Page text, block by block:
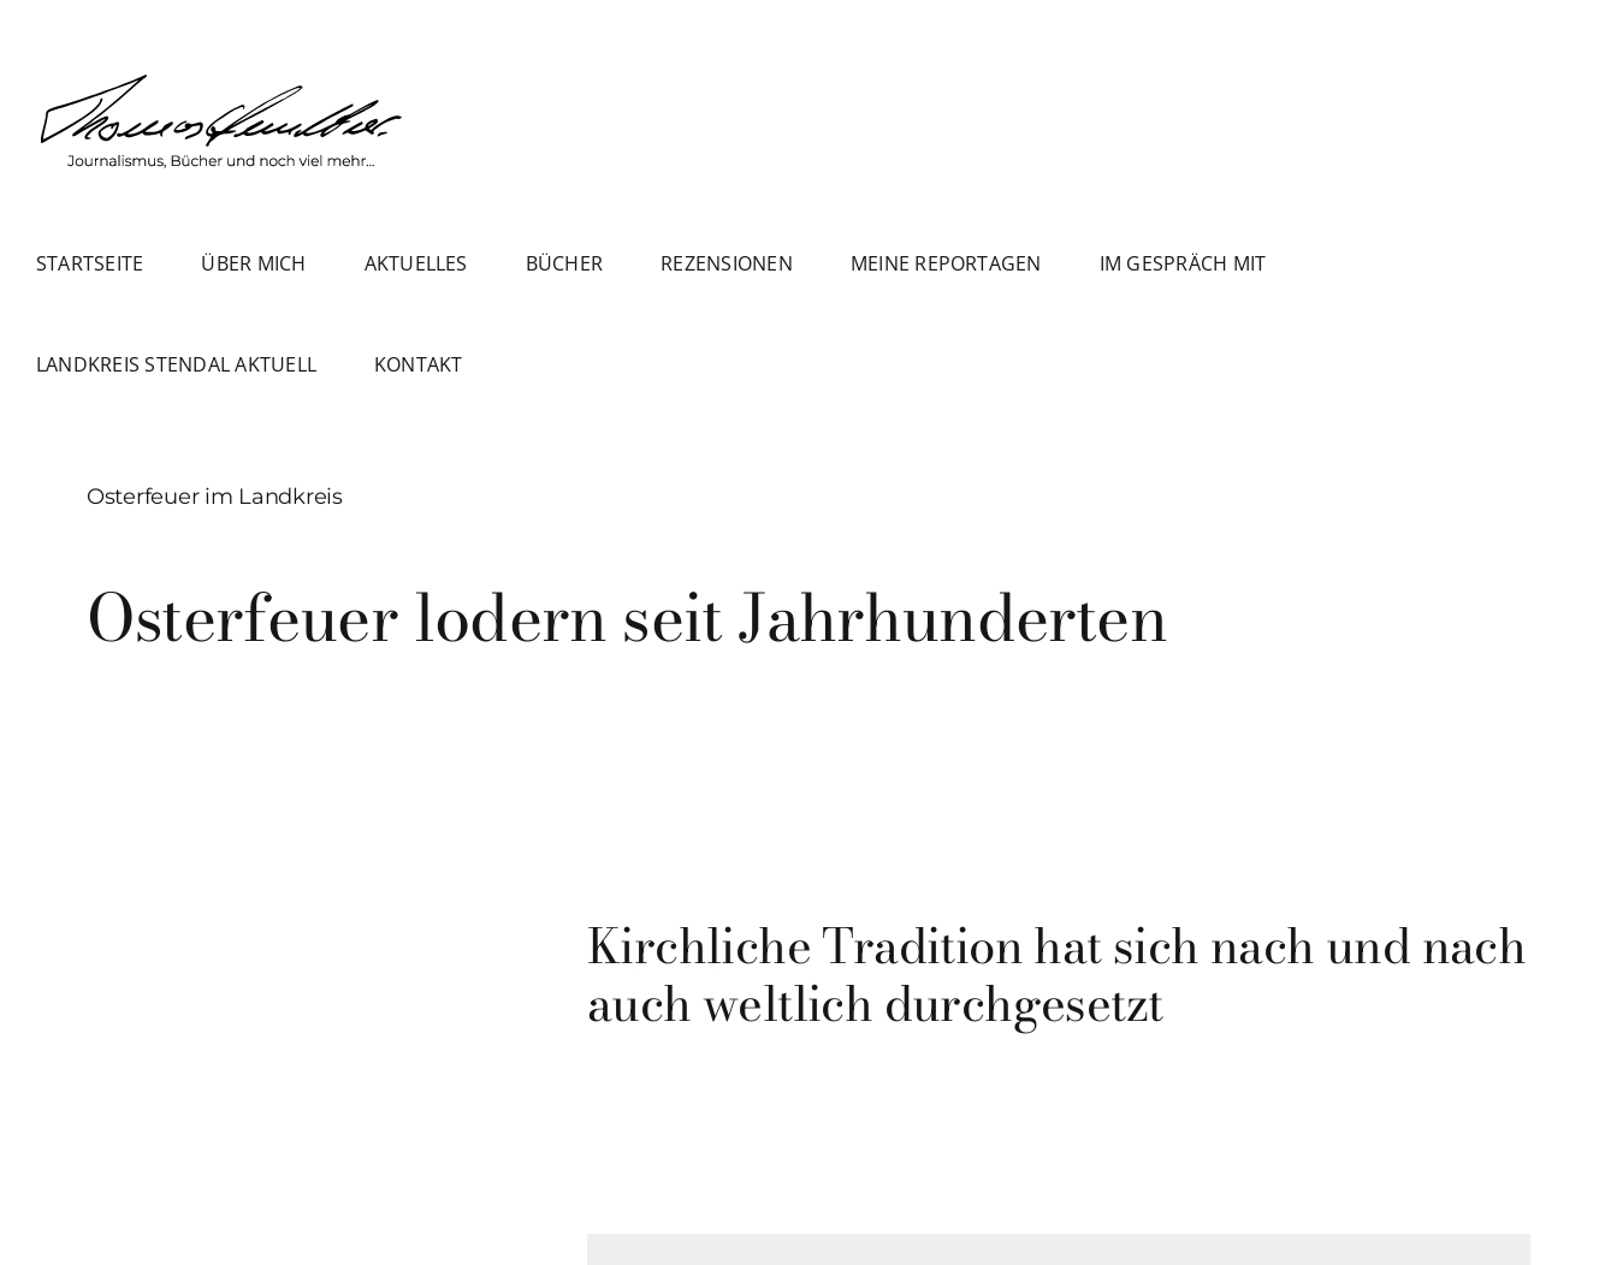
springen
STARTSEITE ÜBER MICH AKTUELLES BÜCHER REZENSIONEN MEINE REPORTAGEN IM GESPRÄCH MIT
LANDKREIS STENDAL AKTUELL KONTAKT
Osterfeuer im Landkreis
Osterfeuer lodern seit Jahrhunderten
Kirchliche Tradition hat sich nach und nach
auch weltlich durchgesetzt